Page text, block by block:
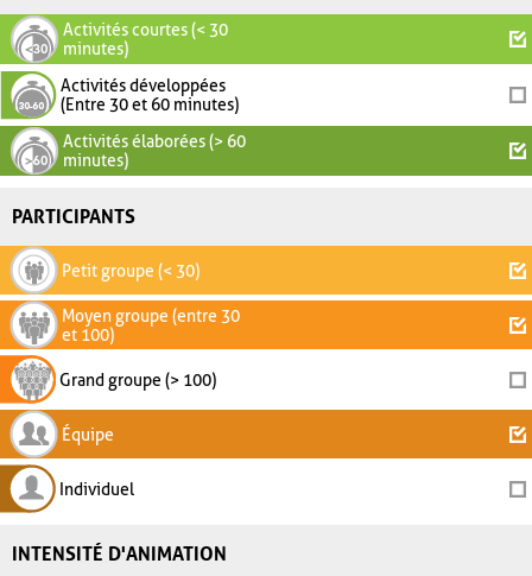
Activités courtes (< 30
minutes)
Activités développées
(Entre 30 et 60 minutes)
Activités élaborées (> 60
minutes)
PARTICIPANTS
Petit groupe (< 30)
Moyen groupe (entre 30
et 100)
Grand groupe (> 100)
Équipe
Individuel
INTENSITÉ D'ANIMATION